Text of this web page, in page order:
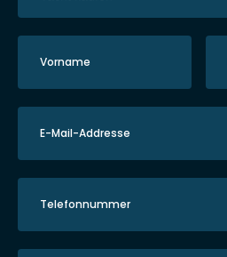
Vorname
E-Mail-Addresse
Telefonnummer